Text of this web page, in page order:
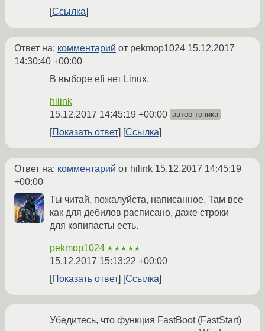
Ссылка
Ответ на: комментарий от pekmop1024 15.12.2017
14:30:40 +00:00
В выборе efi нет Linux.
hilink
15.12.2017 14:45:19 +00:00 автор топика
Показать ответ Ссылка
Ответ на: комментарий от hilink 15.12.2017 14:45:19
+00:00
Ты читай, пожалуйста, написанное. Там все
как для дебилов расписано, даже строки
для копипасты есть.
pekmop1024 ★★★★★
15.12.2017 15:13:22 +00:00
Показать ответ
Ссылка
Убедитесь, что функция FastBoot (FastStart)